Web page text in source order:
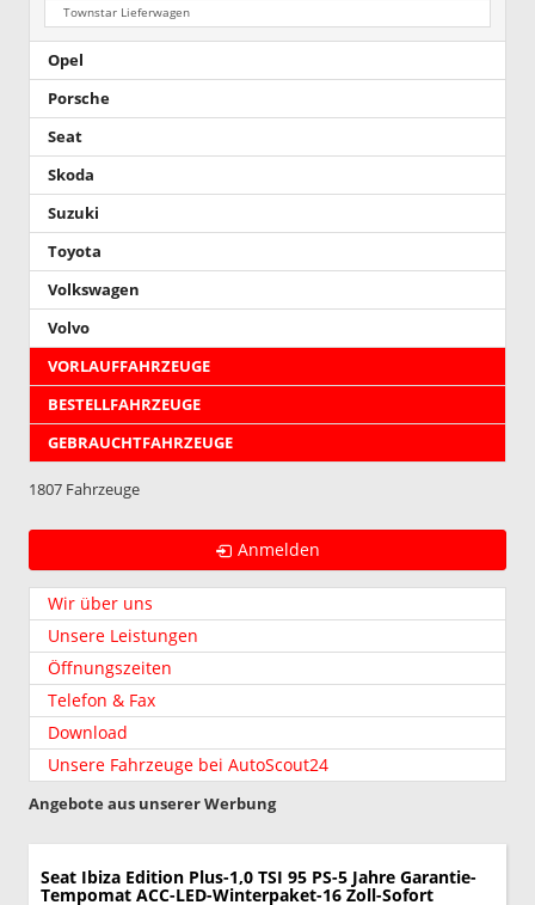
Townstar Lieferwagen
Opel
Porsche
Seat
Skoda
Suzuki
Toyota
Volkswagen
Volvo
VORLAUFFAHRZEUGE
BESTELLFAHRZEUGE
GEBRAUCHTFAHRZEUGE
1807 Fahrzeuge
Anmelden
Wir über uns
Unsere Leistungen
Öffnungszeiten
Telefon & Fax
Download
Unsere Fahrzeuge bei AutoScout24
Angebote aus unserer Werbung
Seat Ibiza Edition Plus-1,0 TSI 95 PS-5 Jahre Garantie-
Tempomat ACC-LED-Winterpaket-16 Zoll-Sofort